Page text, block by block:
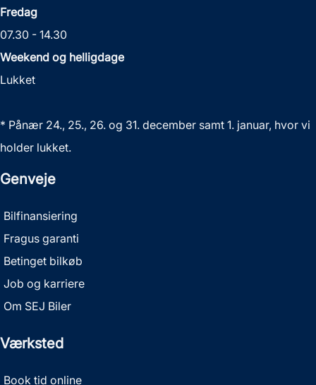
Fredag
07.30 - 14.30
Weekend og helligdage
Lukket
* Pånær 24., 25., 26. og 31. december samt 1. januar, hvor vi
holder lukket.
Genveje
Bilfinansiering
Fragus garanti
Betinget bilkøb
Job og karriere
Om SEJ Biler
Værksted
Book tid online